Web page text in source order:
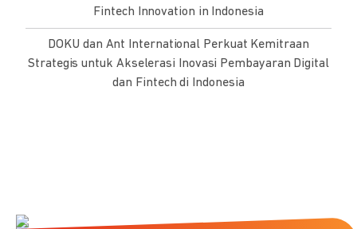
Fintech Innovation in Indonesia
DOKU dan Ant International Perkuat Kemitraan
Strategis untuk Akselerasi Inovasi Pembayaran Digital
dan Fintech di Indonesia